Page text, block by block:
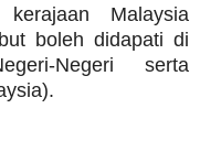
Malaysia
boleh didapati di
Negeri serta